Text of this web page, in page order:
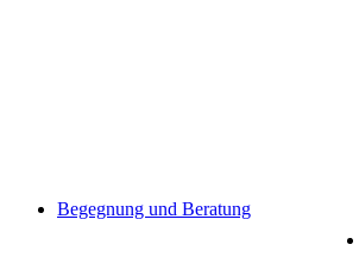
Begegnung und Beratung